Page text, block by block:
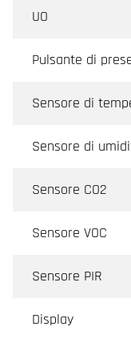
possono essere
applicazioni
l'Application Tool.
UO
Pulsante di
Sensore di
Sensore di
Sensore CO2
Sensore VOC
Sensore PIR
Display